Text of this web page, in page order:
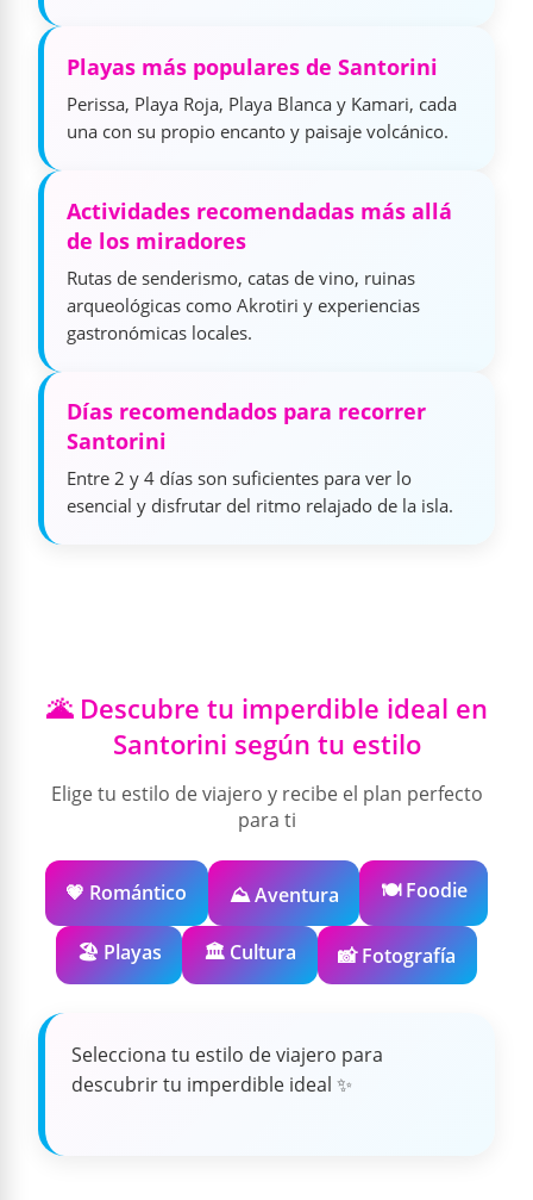
Playas más populares de Santorini
Perissa, Playa Roja, Playa Blanca y Kamari, cada
una con su propio encanto y paisaje volcánico.
Actividades recomendadas más allá
de los miradores
Rutas de senderismo, catas de vino, ruinas
arqueológicas como Akrotiri y experiencias
gastronómicas locales.
Días recomendados para recorrer
Santorini
Entre 2 y 4 días son suficientes para ver lo
esencial y disfrutar del ritmo relajado de la isla.
🌋 Descubre tu imperdible ideal en
Santorini según tu estilo
Elige tu estilo de viajero y recibe el plan perfecto
para ti
💗 Romántico ⛰️ Aventura 🍽️ Foodie
🏖️ Playas 🏛️ Cultura 📸 Fotografía
Selecciona tu estilo de viajero para
descubrir tu imperdible ideal ✨